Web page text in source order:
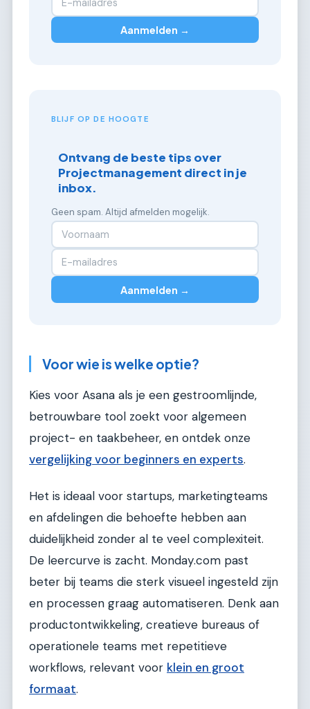
Aanmelden →
BLIJF OP DE HOOGTE
Ontvang de beste tips over
Projectmanagement direct in je
inbox.
Geen spam. Altijd afmelden mogelijk.
Aanmelden →
Voor wie is welke optie?
Kies voor Asana als je een gestroomlijnde,
betrouwbare tool zoekt voor algemeen
project- en taakbeheer, en ontdek onze
vergelijking voor beginners en experts.
Het is ideaal voor startups, marketingteams
en afdelingen die behoefte hebben aan
duidelijkheid zonder al te veel complexiteit.
De leercurve is zacht. Monday.com past
beter bij teams die sterk visueel ingesteld zijn
en processen graag automatiseren. Denk aan
productontwikkeling, creatieve bureaus of
operationele teams met repetitieve
workflows, relevant voor klein en groot
formaat.